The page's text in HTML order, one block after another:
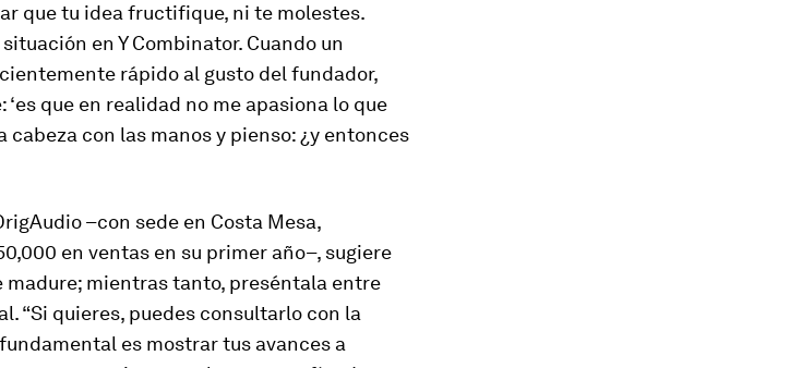
que tu idea fructifique, ni te molestes.
en Y Combinator. Cuando un
rápido al gusto del fundador,
que en realidad no me apasiona lo que
cabeza con las manos y pienso: ¿y entonces
–con sede en Costa Mesa,
en ventas en su primer año–, sugiere
madure; mientras tanto, preséntala entre
“Si quieres, puedes consultarlo con la
es mostrar tus avances a